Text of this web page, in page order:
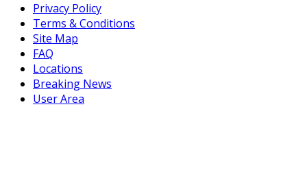
Privacy Policy
Terms & Conditions
Site Map
FAQ
Locations
Breaking News
User Area